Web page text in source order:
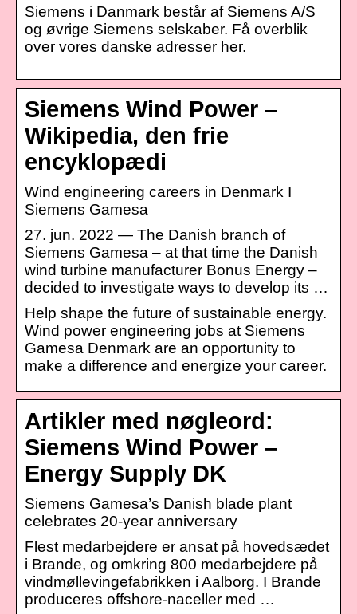
Siemens i Danmark består af Siemens A/S
og øvrige Siemens selskaber. Få overblik
over vores danske adresser her.
Siemens Wind Power –
Wikipedia, den frie
encyklopædi
Wind engineering careers in Denmark I
Siemens Gamesa
27. jun. 2022 — The Danish branch of
Siemens Gamesa – at that time the Danish
wind turbine manufacturer Bonus Energy –
decided to investigate ways to develop its …
Help shape the future of sustainable energy.
Wind power engineering jobs at Siemens
Gamesa Denmark are an opportunity to
make a difference and energize your career.
Artikler med nøgleord:
Siemens Wind Power –
Energy Supply DK
Siemens Gamesa’s Danish blade plant
celebrates 20-year anniversary
Flest medarbejdere er ansat på hovedsædet
i Brande, og omkring 800 medarbejdere på
vindmøllevingefabrikken i Aalborg. I Brande
produceres offshore-naceller med …